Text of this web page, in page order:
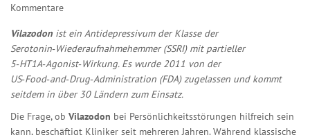
Kommentare
Vilazodonist ein Antidepressivumder Klasse der
Serotonin‑Wiederaufnahmehemmer (SSRI) mit partieller
5‑HT1A‑Agonist‑Wirkung. Es wurde 2011 von der
US‑Food‑and‑Drug‑Administration (FDA) zugelassen und kommt
seitdem in über 30 Ländern zum Einsatz.
Die Frage, ob Vilazodon bei Persönlichkeitsstörungen hilfreich sein
kann, beschäftigt Kliniker seit mehreren Jahren. Während klassische